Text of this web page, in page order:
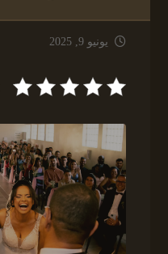
يونيو 9, 2025